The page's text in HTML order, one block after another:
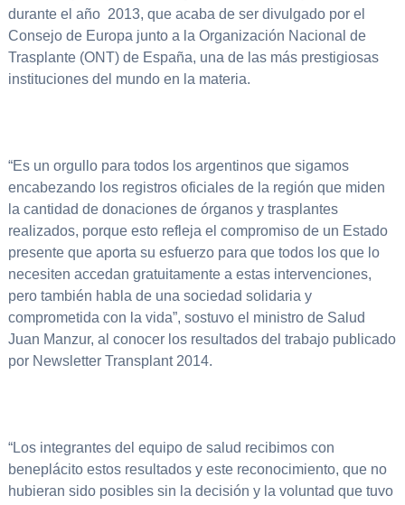
durante el año 2013, que acaba de ser divulgado por el
Consejo de Europa junto a la Organización Nacional de
Trasplante (ONT) de España, una de las más prestigiosas
instituciones del mundo en la materia.
“Es un orgullo para todos los argentinos que sigamos
encabezando los registros oficiales de la región que miden
la cantidad de donaciones de órganos y trasplantes
realizados, porque esto refleja el compromiso de un Estado
presente que aporta su esfuerzo para que todos los que lo
necesiten accedan gratuitamente a estas intervenciones,
pero también habla de una sociedad solidaria y
comprometida con la vida”, sostuvo el ministro de Salud
Juan Manzur, al conocer los resultados del trabajo publicado
por Newsletter Transplant 2014.
“Los integrantes del equipo de salud recibimos con
beneplácito estos resultados y este reconocimiento, que no
hubieran sido posibles sin la decisión y la voluntad que tuvo